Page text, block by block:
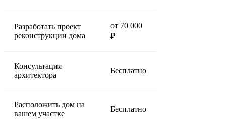
Разработать проект
реконструкции дома
от 70 000
₽
Консультация
архитектора
Бесплатно
Расположить дом на
вашем участке
Бесплатно